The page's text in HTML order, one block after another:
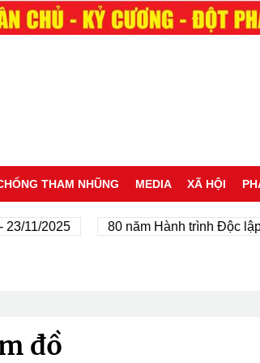
THAM NHŨNG MEDIA XÃ HỘI
2025 80 năm Hành trình Độc lập -
đồ